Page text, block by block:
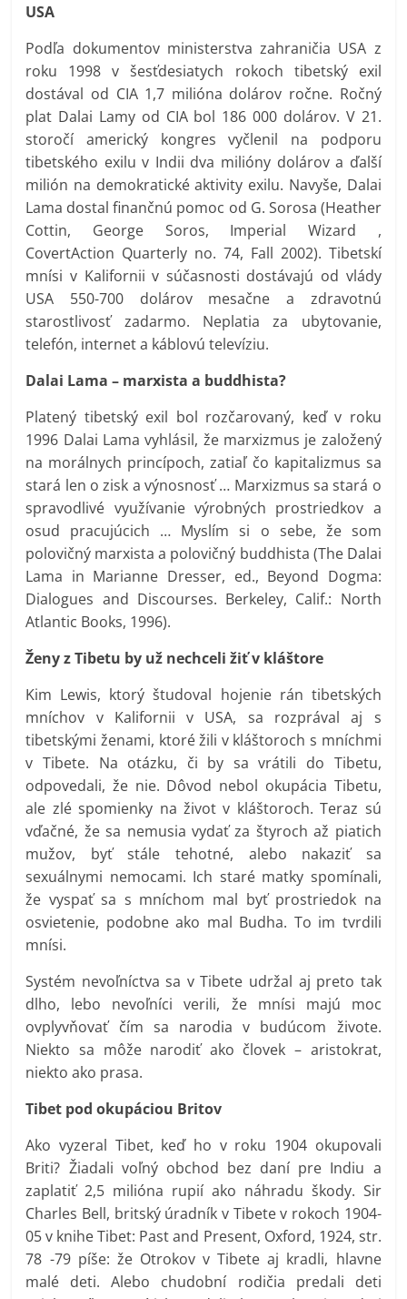
USA
Podľa dokumentov ministerstva zahraničia USA z
roku 1998 v šesťdesiatych rokoch tibetský exil
dostával od CIA 1,7 milióna dolárov ročne. Ročný
plat Dalai Lamy od CIA bol 186 000 dolárov. V 21.
storočí americký kongres vyčlenil na podporu
tibetského exilu v Indii dva milióny dolárov a ďalší
milión na demokratické aktivity exilu. Navyše, Dalai
Lama dostal finančnú pomoc od G. Sorosa (Heather
Cottin, George Soros, Imperial Wizard ,
CovertAction Quarterly no. 74, Fall 2002). Tibetskí
mnísi v Kalifornii v súčasnosti dostávajú od vlády
USA 550-700 dolárov mesačne a zdravotnú
starostlivosť zadarmo. Neplatia za ubytovanie,
telefón, internet a káblovú televíziu.
Dalai Lama – marxista a buddhista?
Platený tibetský exil bol rozčarovaný, keď v roku
1996 Dalai Lama vyhlásil, že marxizmus je založený
na morálnych princípoch, zatiaľ čo kapitalizmus sa
stará len o zisk a výnosnosť … Marxizmus sa stará o
spravodlivé využívanie výrobných prostriedkov a
osud pracujúcich … Myslím si o sebe, že som
polovičný marxista a polovičný buddhista (The Dalai
Lama in Marianne Dresser, ed., Beyond Dogma:
Dialogues and Discourses. Berkeley, Calif.: North
Atlantic Books, 1996).
Ženy z Tibetu by už nechceli žiť v kláštore
Kim Lewis, ktorý študoval hojenie rán tibetských
mníchov v Kalifornii v USA, sa rozprával aj s
tibetskými ženami, ktoré žili v kláštoroch s mníchmi
v Tibete. Na otázku, či by sa vrátili do Tibetu,
odpovedali, že nie. Dôvod nebol okupácia Tibetu,
ale zlé spomienky na život v kláštoroch. Teraz sú
vďačné, že sa nemusia vydať za štyroch až piatich
mužov, byť stále tehotné, alebo nakaziť sa
sexuálnymi nemocami. Ich staré matky spomínali,
že vyspať sa s mníchom mal byť prostriedok na
osvietenie, podobne ako mal Budha. To im tvrdili
mnísi.
Systém nevoľníctva sa v Tibete udržal aj preto tak
dlho, lebo nevoľníci verili, že mnísi majú moc
ovplyvňovať čím sa narodia v budúcom živote.
Niekto sa môže narodiť ako človek – aristokrat,
niekto ako prasa.
Tibet pod okupáciou Britov
Ako vyzeral Tibet, keď ho v roku 1904 okupovali
Briti? Žiadali voľný obchod bez daní pre Indiu a
zaplatiť 2,5 milióna rupií ako náhradu škody. Sir
Charles Bell, britský úradník v Tibete v rokoch 1904-
05 v knihe Tibet: Past and Present, Oxford, 1924, str.
78 -79 píše: že Otrokov v Tibete aj kradli, hlavne
malé deti. Alebo chudobní rodičia predali deti